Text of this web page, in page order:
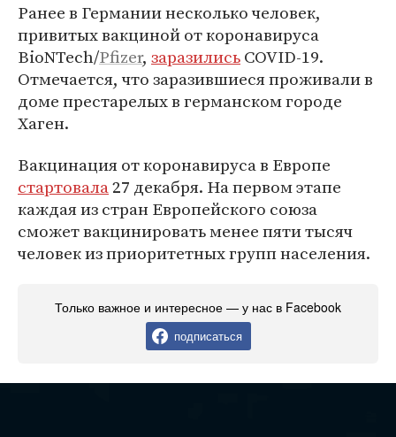
Ранее в Германии несколько человек,
привитых вакциной от коронавируса
BioNTech/Pfizer, заразилисьCOVID-19.
Отмечается, что заразившиеся проживали в
доме престарелых в германском городе
Хаген.
Вакцинация от коронавируса в Европе
стартовала27 декабря. На первом этапе
каждая из стран Европейского союза
сможет вакцинировать менее пяти тысяч
человек из приоритетных групп населения.
Только важное и интересное — у нас в Facebook
подписаться